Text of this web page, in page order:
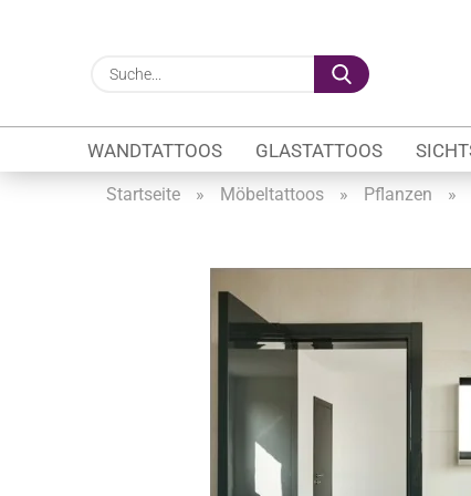
Suche...
WANDTATTOOS GLASTATTOOS
Firmenlogo
Sichtschutzfolien
Startseite » Möbeltattoos » Pflanzen »